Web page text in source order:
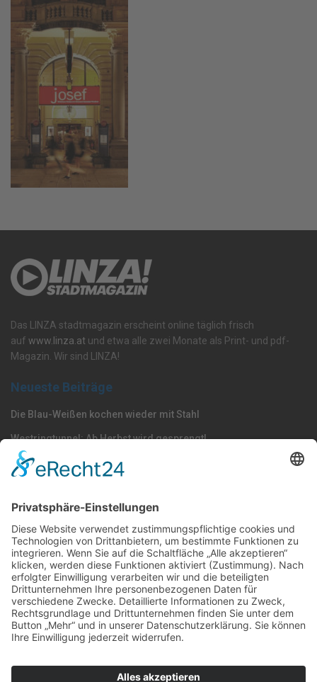
Das LINZA stadtmagazin erscheint online täglich frisch
auf www.linza.at und etwa alle zwei Monate als Print- und pdf-
Magazin. Wir sind LINZA!
Neueste Beiträge
Die Blau-Weißen kochen wieder mit Stahl
Westringtunnel: Ab Herbst wird gesprengt!
Volksgarten: Wels macht vor, woran Linz scheitert
Allgemein
Events
Freizeit
Galerie
Klima
Kultur
Linz
LINZAgschichten
Meinung
Politik
Sport
Unterwegs
VerQUERt I Satire
Wels